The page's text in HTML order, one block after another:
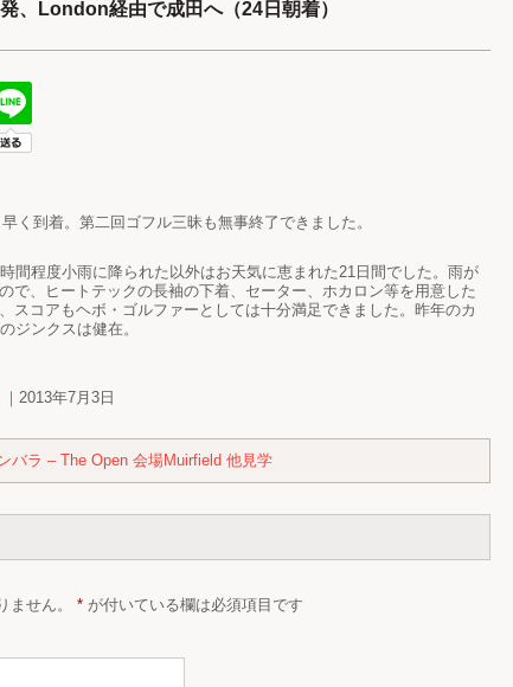
、London経由で成田へ（24日朝着）
く到着。第二回ゴフル三昧も無事終了できました。
間程度小雨に降られた以外はお天気に恵まれた21日間でした。雨が
で、ヒートテックの長袖の下着、セーター、ホカロン等を用意した
スコアもヘボ・ゴルファーとしては十分満足できました。昨年のカ
ジンクスは健在。
｜2013年7月3日
バラ – The Open 会場Muirfield 他見学
ません。 * が付いている欄は必須項目です